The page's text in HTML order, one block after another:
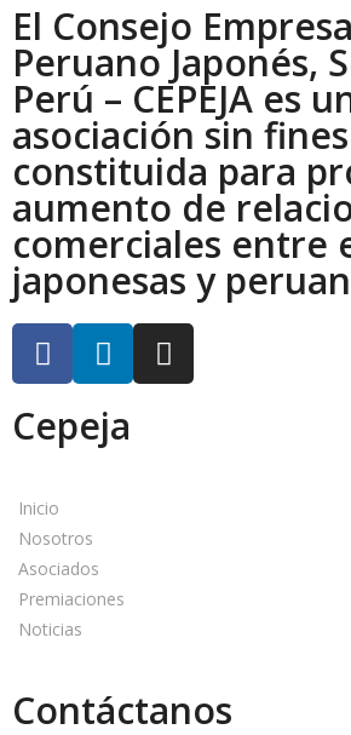
El Consejo
Peruano Japonés,
Perú – CEPEJA es
asociación sin
constituida para
aumento de
comerciales entre
japonesas y
Cepeja
Inicio
Nosotros
Asociados
Premiaciones
Noticias
Contáctanos